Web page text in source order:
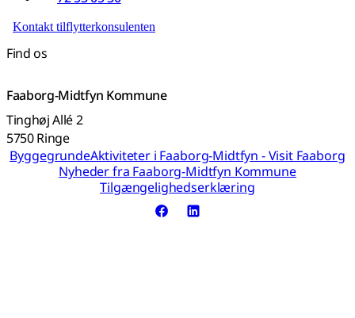
Kontakt tilflytterkonsulenten
Find os
Faaborg-Midtfyn Kommune
Tinghøj Allé 2
5750 Ringe
ByggegrundeAktiviteter i Faaborg-Midtfyn - Visit Faaborg
Nyheder fra Faaborg-Midtfyn Kommune
Tilgængelighedserklæring